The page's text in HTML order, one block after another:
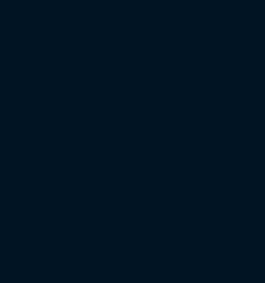
Sob a liderança de O’Connor, a Topcon
mercados e linhas de produção. Durante
GNSS, rádios, automação de máquinas e
“Ray fez contribuições significativas para
produto e experiência em aplicação —
Federico. “Ray construiu uma empresa
ao crescimento. Conforme navegamos
excelência operacional e soluções de
Além da transição na liderança, a Topcon
partir de 1º de setembro de 2024. Thach
financeiros, planejamento estratégico e
O anúncio dessas mudanças na